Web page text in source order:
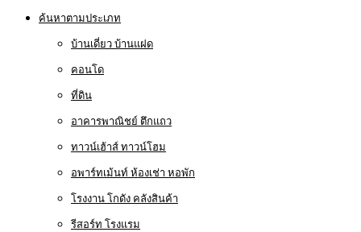
ค้นหาตามประเภท
บ้านเดี่ยว บ้านแฝด
คอนโด
ที่ดิน
อาคารพาณิชย์ ตึกแถว
ทาวน์เฮ้าส์ ทาวน์โฮม
อพาร์ทเม้นท์ ห้องเช่า หอพัก
โรงงาน โกดัง คลังสินค้า
รีสอร์ท โรงแรม